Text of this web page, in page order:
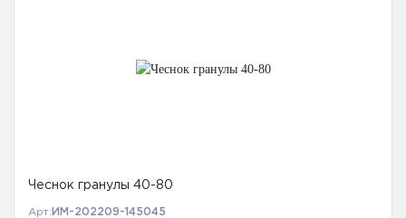
Чеснок гранулы 40-80
Арт: ИМ-202209-145045